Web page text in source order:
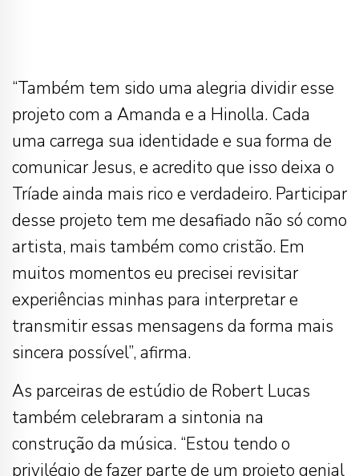
“Também tem sido uma alegria dividir esse
projeto com a Amanda e a Hinolla. Cada
uma carrega sua identidade e sua forma de
comunicar Jesus, e acredito que isso deixa o
Tríade ainda mais rico e verdadeiro. Participar
desse projeto tem me desafiado não só como
artista, mais também como cristão. Em
muitos momentos eu precisei revisitar
experiências minhas para interpretar e
transmitir essas mensagens da forma mais
sincera possível”, afirma.
As parceiras de estúdio de Robert Lucas
também celebraram a sintonia na
construção da música. “Estou tendo o
privilégio de fazer parte de um projeto genial